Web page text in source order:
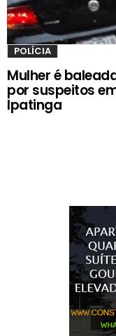
POLÍCIA
Mulher é
por suspeitos
Ipatinga